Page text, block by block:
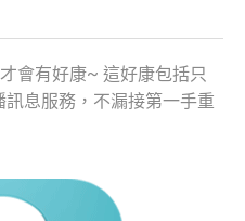
會有好康~ 這好康包括只
息服務，不漏接第一手重